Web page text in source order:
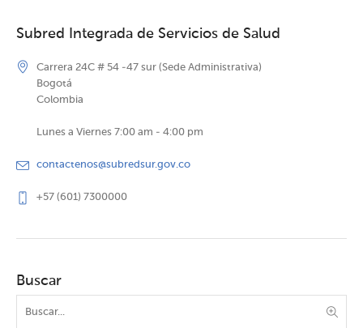
Subred Integrada de Servicios de Salud
Carrera 24C # 54 -47 sur (Sede Administrativa)
Bogotá
Colombia
Lunes a Viernes 7:00 am - 4:00 pm
contactenos@subredsur.gov.co
+57 (601) 7300000
Buscar